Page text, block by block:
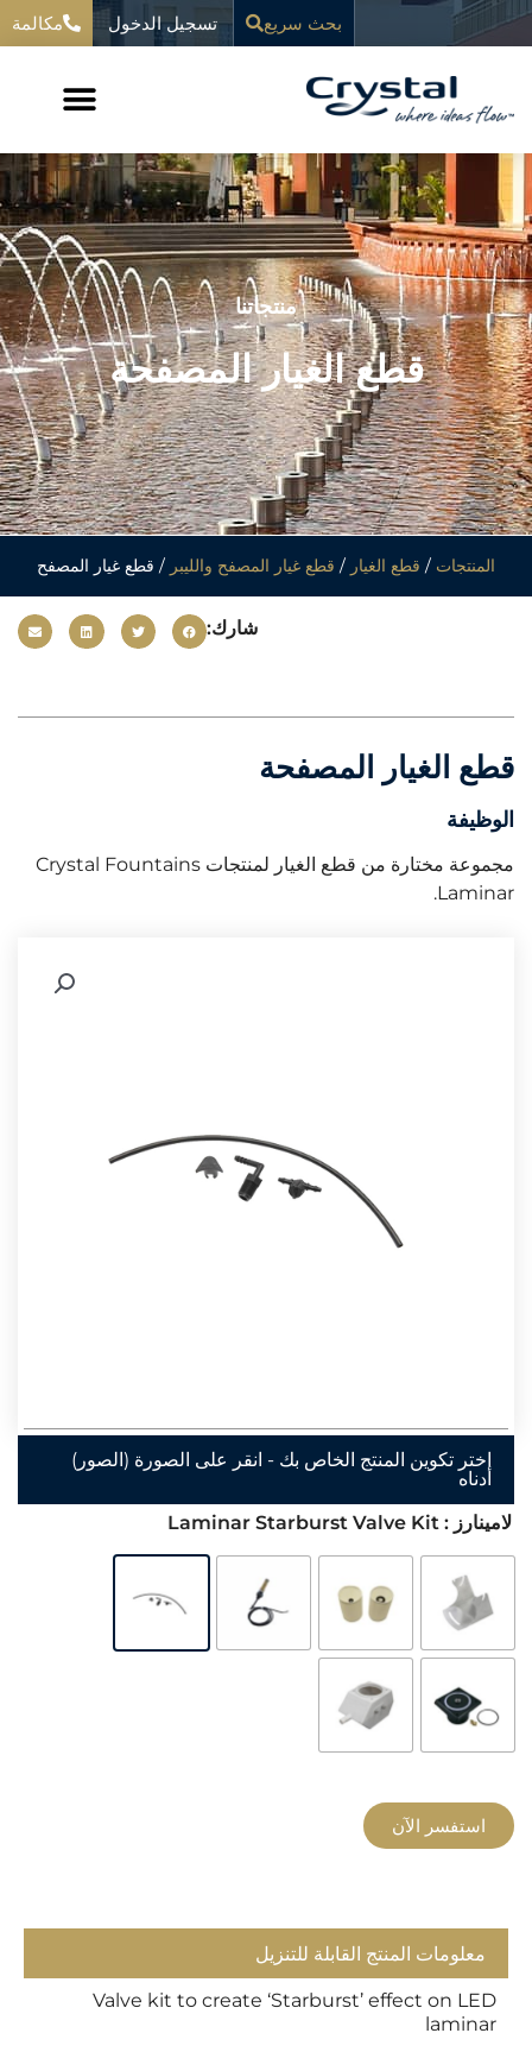
المحتوى
تخطي
بحث سريع تسجيل الدخول مكالمة
منتجاتنا
قطع الغيار المصفحة
المنتجات / قطع الغيار / قطع غيار المصفح والليبر / قطع غيار المصفح
شارك:
قطع الغيار المصفحة
الوظيفة
مجموعة مختارة من قطع الغيار لمنتجات Crystal Fountains
Laminar.
اختر تكوين المنتج الخاص بك - انقر على الصورة (الصور)
أدناه
لامينارز : Laminar Starburst Valve Kit
استفسر الآن
معلومات المنتج القابلة للتنزيل
Valve kit to create ‘Starburst’ effect on LED
laminar